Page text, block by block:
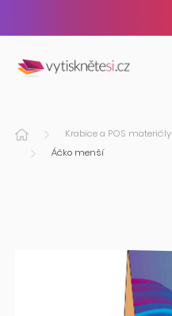
Krabice a POS materiály
Áčko menší